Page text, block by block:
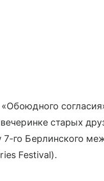
старых
го Берлинского
Festival).